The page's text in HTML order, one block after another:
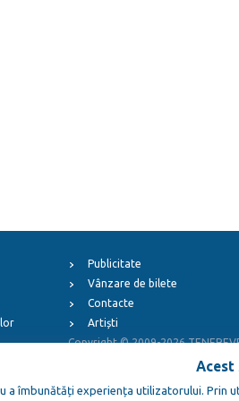
Publicitate
Vânzare de bilete
Contacte
Artiști
Copyright © 2009-2026
Acest
a îmbunătăți experiența utilizatorului. Prin